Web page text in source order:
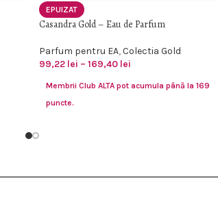
EPUIZAT
Casandra Gold – Eau de Parfum
Parfum pentru EA,Colectia Gold
99,22 lei – 169,40 lei
Membrii Club ALTA pot acumula până la 169
puncte.